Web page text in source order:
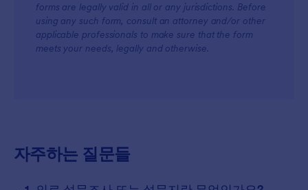
forms are legally valid in all or any jurisdictions. Before
using any such form, consult an attorney and/or other
applicable professionals to make sure that the form
meets your needs, legally and otherwise.
자주하는 질문들